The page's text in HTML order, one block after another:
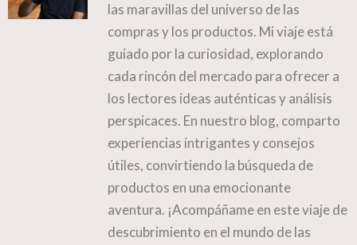
las maravillas del universo de las
compras y los productos. Mi viaje está
guiado por la curiosidad, explorando
cada rincón del mercado para ofrecer a
los lectores ideas auténticas y análisis
perspicaces. En nuestro blog, comparto
experiencias intrigantes y consejos
útiles, convirtiendo la búsqueda de
productos en una emocionante
aventura. ¡Acompáñame en este viaje de
descubrimiento en el mundo de las